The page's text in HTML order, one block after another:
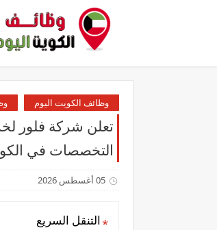
وظائف الكويت اليوم
تعلن شركة فلور
التخصصات في
05 أغسطس 2026
التنقل السريع